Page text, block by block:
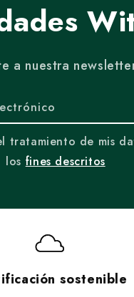
a nuestra
tratamiento de mis
los fines descritos
sostenible